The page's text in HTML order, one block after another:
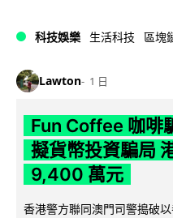
科技娛樂 生活科技 區塊
Lawton 1 日
Fun Coffee 咖啡
擬貨幣投資騙局
9,400 萬元
香港警方聯同澳門司警搗破